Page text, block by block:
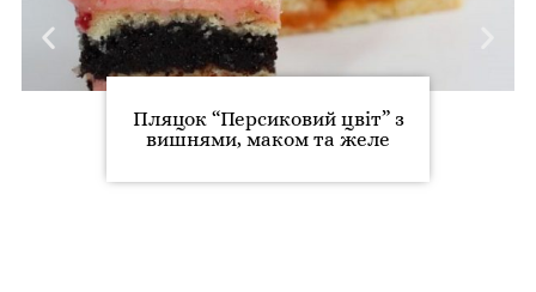
Пляцок “Персиковий цвіт” з
вишнями, маком та желе